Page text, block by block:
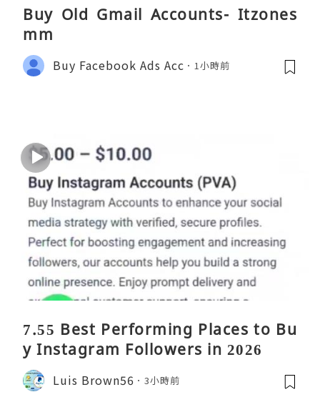
Buy Old Gmail Accounts- Itzones
mm
Buy Facebook Ads Acc 1小時前
7.55 Best Performing Places to Bu
y Instagram Followers in 2026
Luis Brown56 3小時前